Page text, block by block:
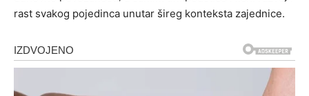
rast svakog pojedinca unutar šireg konteksta zajednice.